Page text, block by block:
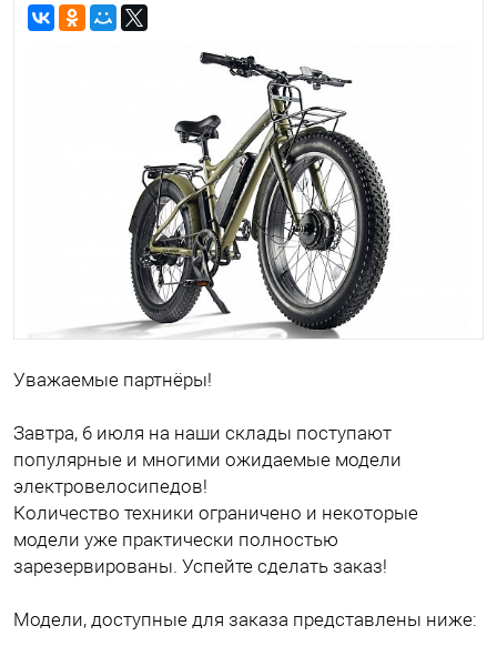
Уважаемые партнёры!
Завтра, 6 июля на наши склады поступают
популярные и многими ожидаемые модели
электровелосипедов!
Количество техники ограничено и некоторые
модели уже практически полностью
зарезервированы. Успейте сделать заказ!
Модели, доступные для заказа представлены ниже: